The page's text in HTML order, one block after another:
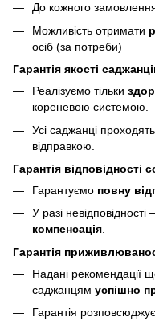
До кожного
Можливість отримати
осіб (за потреби)
Гарантія якості
Реалізуємо тільки
кореневою системою.
Усі саджанці проходять
відправкою.
Гарантія відповідності
Гарантуємо повну
У разі невідповідності
компенсація.
Гарантія
Надані рекомендації
саджанцям успішно
Гарантія